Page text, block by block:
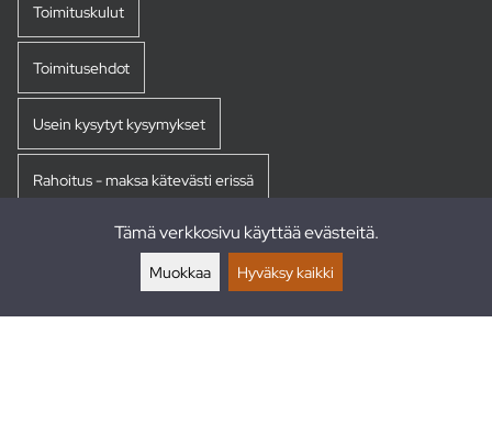
Toimituskulut
Toimitusehdot
Usein kysytyt kysymykset
Rahoitus - maksa kätevästi erissä
Tämä verkkosivu käyttää evästeitä.
Muokkaa Hyväksy kaikki